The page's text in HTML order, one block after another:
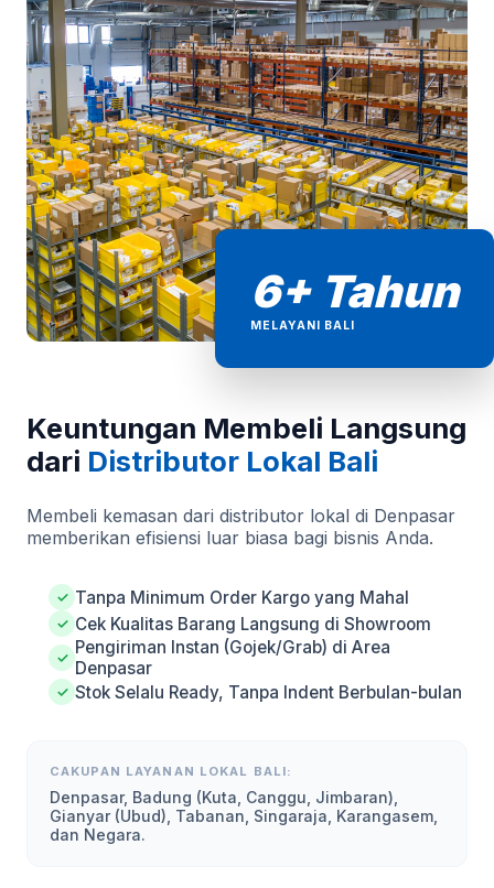
6+ Tahun
MELAYANI BALI
Keuntungan Membeli Langsung
dari Distributor Lokal Bali
Membeli kemasan dari distributor lokal di Denpasar
memberikan efisiensi luar biasa bagi bisnis Anda.
✓ Tanpa Minimum Order Kargo yang Mahal
✓ Cek Kualitas Barang Langsung di Showroom
✓ Pengiriman Instan (Gojek/Grab) di Area
Denpasar
✓ Stok Selalu Ready, Tanpa Indent Berbulan-bulan
CAKUPAN LAYANAN LOKAL BALI:
Denpasar, Badung (Kuta, Canggu, Jimbaran),
Gianyar (Ubud), Tabanan, Singaraja, Karangasem,
dan Negara.